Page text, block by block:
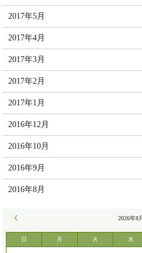
2017年5月
2017年4月
2017年3月
2017年2月
2017年1月
2016年12月
2016年10月
2016年9月
2016年8月
2026年8
日 月 火 水